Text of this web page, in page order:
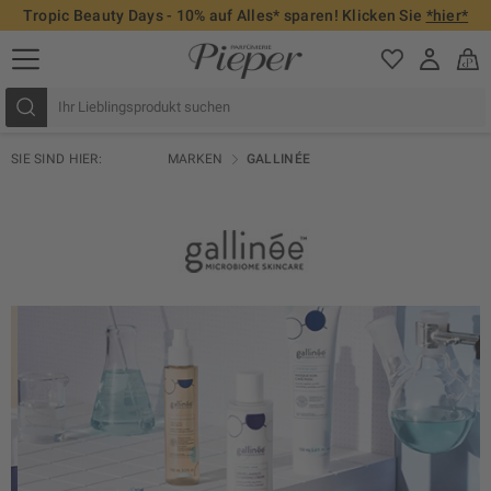
Tropic Beauty Days - 10% auf Alles* sparen! Klicken Sie *hier*
SIE SIND HIER: MARKEN GALLINÉE